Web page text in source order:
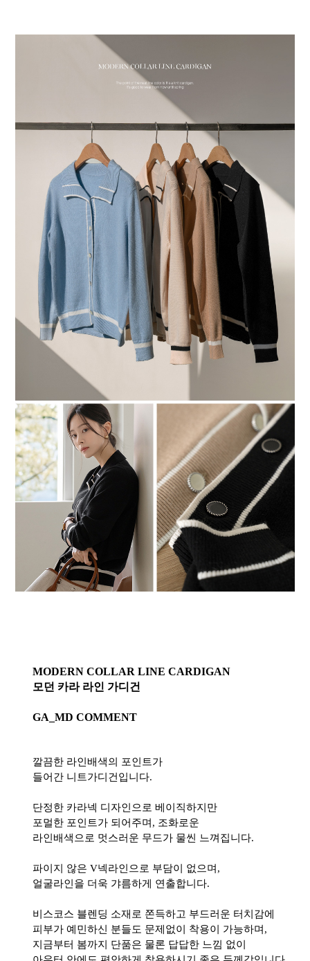
MODERN COLLAR LINE CARDIGAN
모던 카라 라인 가디건
GA_MD COMMENT
깔끔한 라인배색의 포인트가
들어간 니트가디건입니다.
단정한 카라넥 디자인으로 베이직하지만
포멀한 포인트가 되어주며, 조화로운
라인배색으로 멋스러운 무드가 물씬 느껴집니다.
파이지 않은 V넥라인으로 부담이 없으며,
얼굴라인을 더욱 갸름하게 연출합니다.
비스코스 블렌딩 소재로 쫀득하고 부드러운 터치감에
피부가 예민하신 분들도 문제없이 착용이 가능하며,
지금부터 봄까지 단품은 물론 답답한 느낌 없이